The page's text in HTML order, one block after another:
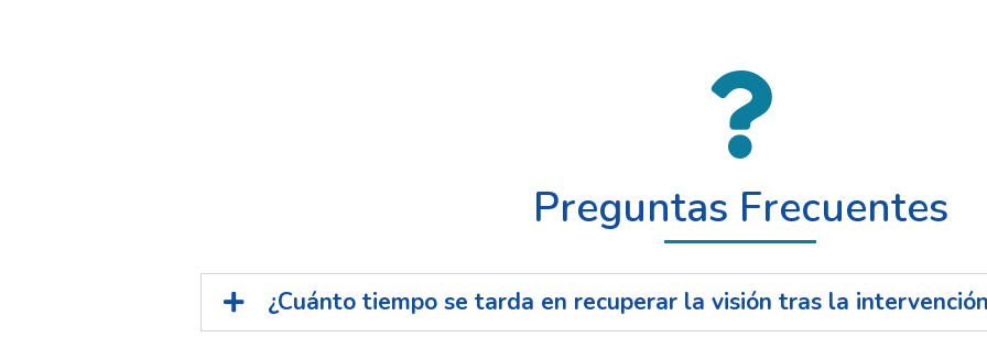
Preguntas Frecuentes
¿Cuánto tiempo se tarda en recuperar la visión tras la